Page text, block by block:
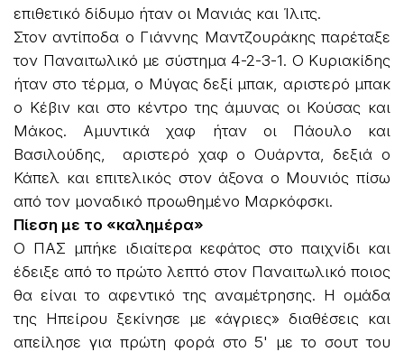
επιθετικό δίδυμο ήταν οι Μανιάς και Ίλιτς.
Στον αντίποδα ο Γιάννης Μαντζουράκης παρέταξε
τον Παναιτωλικό με σύστημα 4-2-3-1. Ο Κυριακίδης
ήταν στο τέρμα, ο Μύγας δεξί μπακ, αριστερό μπακ
ο Κέβιν και στο κέντρο της άμυνας οι Κούσας και
Μάκος. Αμυντικά χαφ ήταν οι Πάουλο και
Βασιλούδης, αριστερό χαφ ο Ουάρντα, δεξιά ο
Κάπελ και επιτελικός στον άξονα ο Μουνιός πίσω
από τον μοναδικό προωθημένο Μαρκόφσκι.
Πίεση με το «καλημέρα»
Ο ΠΑΣ μπήκε ιδιαίτερα κεφάτος στο παιχνίδι και
έδειξε από το πρώτο λεπτό στον Παναιτωλικό ποιος
θα είναι το αφεντικό της αναμέτρησης. Η ομάδα
της Ηπείρου ξεκίνησε με «άγριες» διαθέσεις και
απείλησε για πρώτη φορά στο 5' με το σουτ του